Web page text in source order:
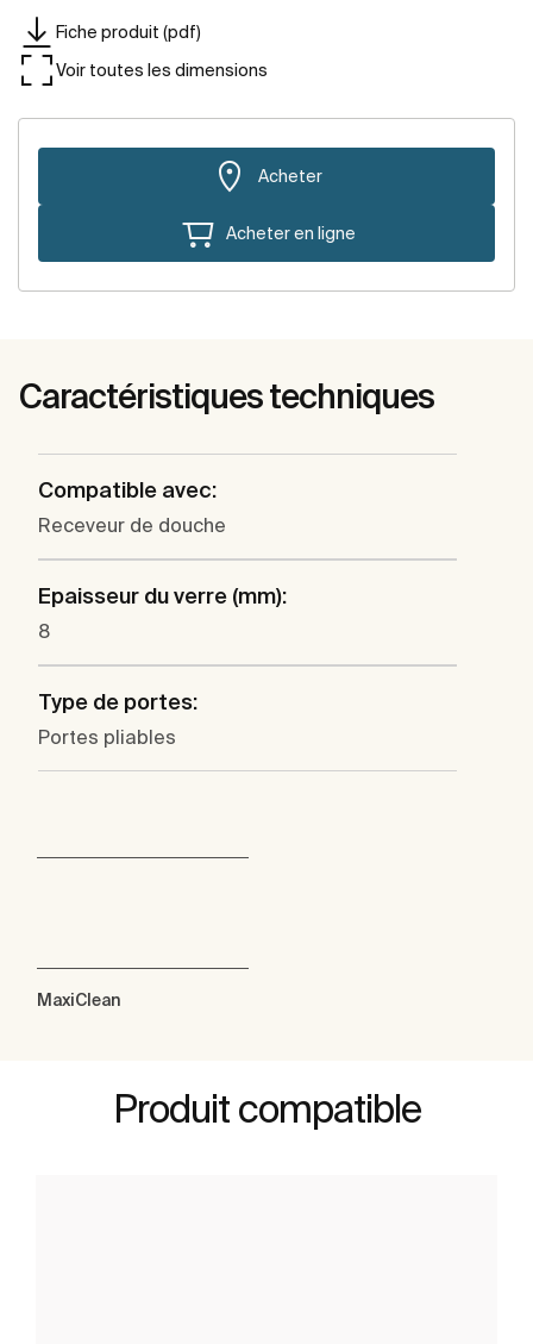
Fiche produit (pdf)
Voir toutes les dimensions
Acheter
Acheter en ligne
Caractéristiques techniques
Compatible avec:
Receveur de douche
Epaisseur du verre (mm):
8
Type de portes:
Portes pliables
MaxiClean
Produit compatible